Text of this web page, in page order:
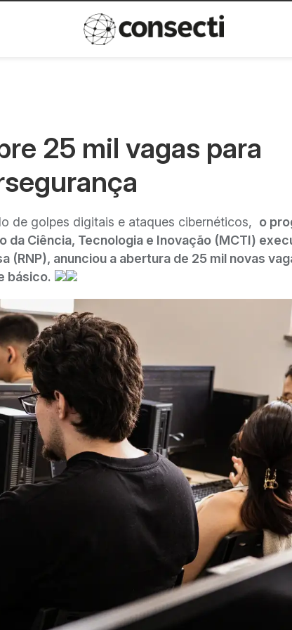
Política de
25 mil vagas para
de golpes digitais e ataques cibernéticos, o
da Ciência, Tecnologia e Inovação (MCTI)
(RNP), anunciou a abertura de 25 mil novas
básico.